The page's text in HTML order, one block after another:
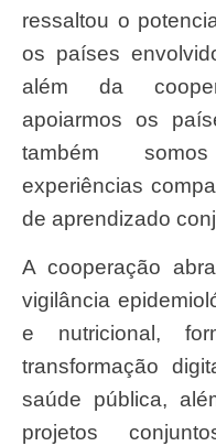
ressaltou o
os países
além da
apoiarmos os
também
experiências
de aprendizado
A cooperação abrange áreas centrais como
vigilância
e nutricional,
transformação
saúde pública,
projetos